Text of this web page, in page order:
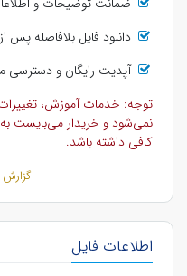
دانلود فایل بلافاصله پس
آپدیت رایگان و دسترسی
توجه: خدمات آموزش،
نمی‌شود و خریدار می‌بایست به
کافی داشته باشد.
اطلاعات فایل